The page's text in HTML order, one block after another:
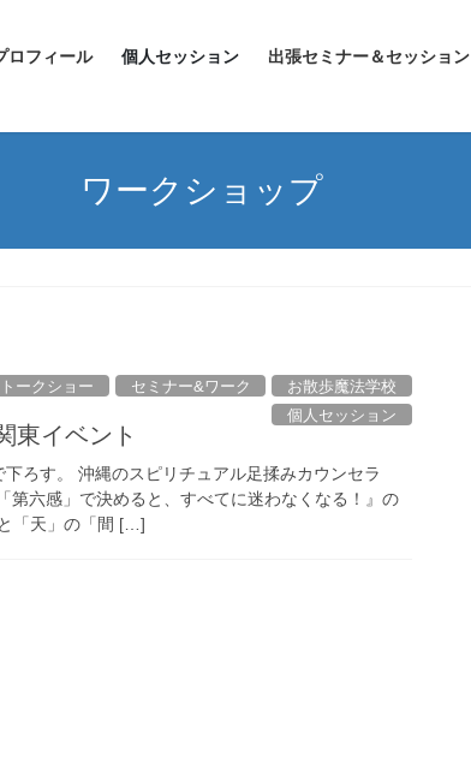
ロフィール 個人セッション 出張セミナー＆セッション
ワークショップ
お散歩魔法学校
セミナー&ワーク
トークショー
個人セッション
東イベント
ろす。 沖縄のスピリチュアル足揉みカウンセラ
第六感」で決めると、すべてに迷わなくなる！』の
「天」の「間 […]